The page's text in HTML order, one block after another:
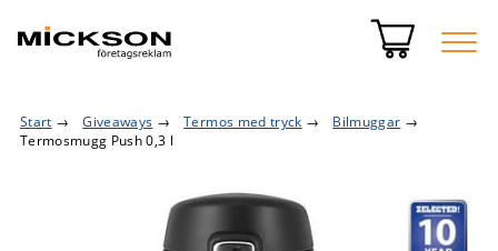
Start → Giveaways → Termos med tryck → Bilmuggar →
Termosmugg Push 0,3 l